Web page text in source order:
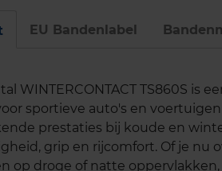
EU Bandenlabel
WINTERCONTACT TS860S is
sportieve auto's en
prestaties bij koude en
grip en rijcomfort. Of je nu
op droge of natte oppervlakken,